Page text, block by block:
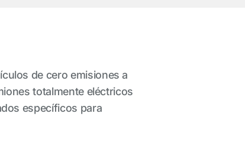
de cero emisiones a
totalmente eléctricos
específicos para